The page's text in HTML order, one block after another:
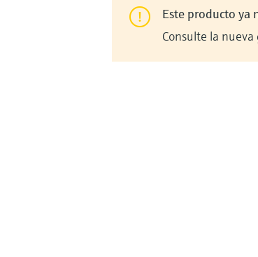
Este producto ya
Consulte la nueva